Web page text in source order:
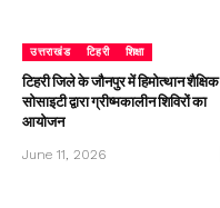
उत्तराखंड टिहरी शिक्षा
टिहरी जिले के जौनपुर में हिमोत्थान शैक्षिक
सोसाइटी द्वारा ग्रीष्मकालीन शिविरों का
आयोजन
June 11, 2026